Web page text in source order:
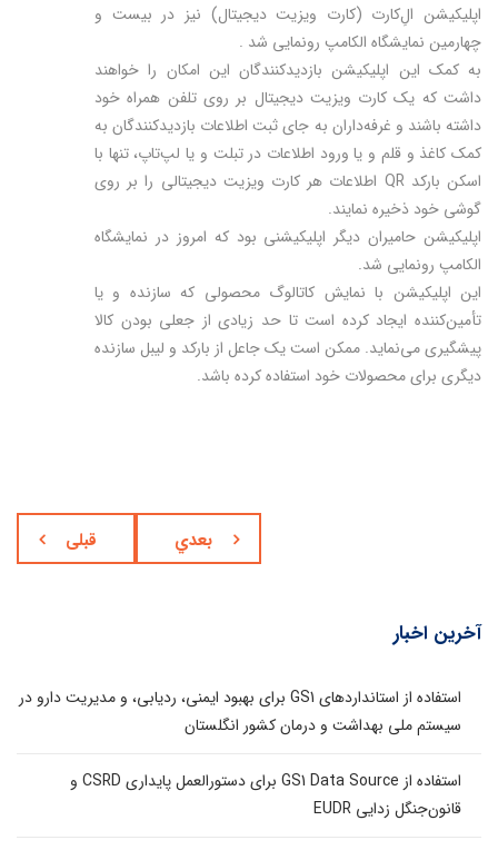
اپلیکیشن الِ‌کارت (کارت ویزیت دیجیتال) نیز در بیست و
چهارمین نمایشگاه الکامپ رونمایی شد .
به کمک این اپلیکیشن بازدیدکنندگان این امکان را خواهند
داشت که یک کارت ویزیت دیجیتال بر روی تلفن همراه خود
داشته باشند و غرفه‌داران به جای ثبت اطلاعات بازدیدکنندگان به
کمک کاغذ و قلم و یا ورود اطلاعات در تبلت و یا لپ‌تاپ، تنها با
اسکن بارکد QR اطلاعات هر کارت ویزیت دیجیتالی را بر روی
گوشی خود ذخیره نمایند.
اپلیکیشن حامیران دیگر اپلیکیشنی بود که امروز در نمایشگاه
الکامپ رونمایی شد.
این اپلیکیشن با نمایش کاتالوگ محصولی که سازنده و یا
تأمین‌کننده ایجاد کرده است تا حد زیادی از جعلی بودن کالا
پیشگیری می‌نماید. ممکن است یک جاعل از بارکد و لیبل سازنده
دیگری برای محصولات خود استفاده کرده باشد.
قبلی بعدي
آخرین اخبار
استفاده از استانداردهای GS1 برای بهبود ایمنی، ردیابی، و مدیریت دارو در
سیستم ملی بهداشت و درمان کشور انگلستان
استفاده از GS1 Data Source برای دستورالعمل پایداری CSRD و
قانون‌جنگل زدایی EUDR